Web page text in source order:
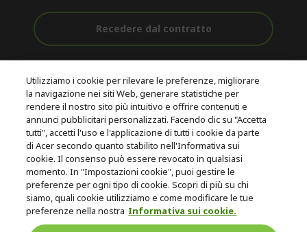
Recedere dal contratto
Gratuita
Assistenza
pre e post
acquisto
Con 0% Di
Tasso
D'interesse
© 2026 Acer Inc.
CPYou B.V. è il rivenditore autorizzato dei prodotti Acer venduti in
questo negozio online.
Utilizziamo i cookie per rilevare le preferenze, migliorare
la navigazione nei siti Web, generare statistiche per
rendere il nostro sito più intuitivo e offrire contenuti e
annunci pubblicitari personalizzati. Facendo clic su "Accetta
tutti", accetti l'uso e l'applicazione di tutti i cookie da parte
di Acer secondo quanto stabilito nell'Informativa sui
cookie. Il consenso può essere revocato in qualsiasi
momento. In "Impostazioni cookie", puoi gestire le
preferenze per ogni tipo di cookie. Scopri di più su chi
siamo, quali cookie utilizziamo e come modificare le tue
preferenze nella nostra Informativa sui cookie.